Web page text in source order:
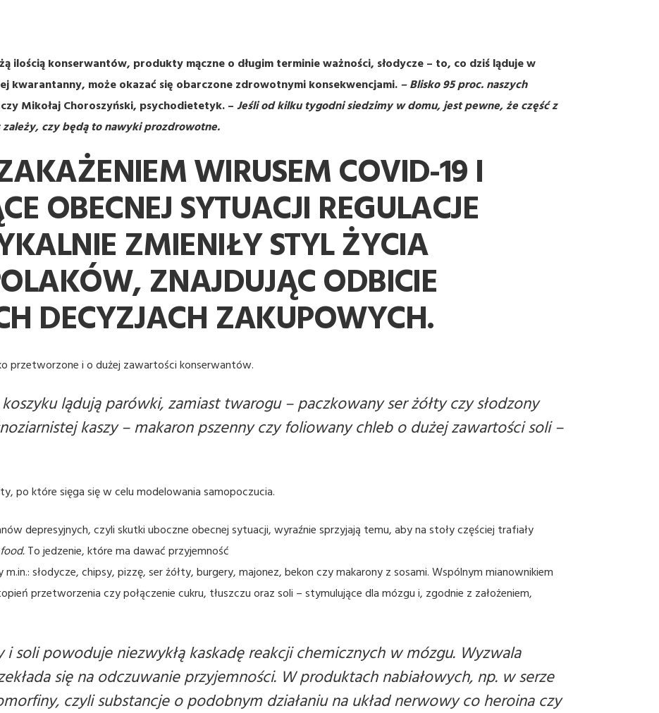
konserwantów, produkty mączne o długim terminie ważności, słodycze – to, co dziś ląduje w
kwarantanny, może okazać się obarczone zdrowotnymi konsekwencjami. – Blisko 95 proc. naszych
Mikołaj Choroszyński, psychodietetyk. – Jeśli od kilku tygodni siedzimy w domu, jest pewne, że część z
czy będą to nawyki prozdrowotne.
WIRUSEM COVID-19 I
OBECNEJ SYTUACJI REGULACJE
ZMIENIŁY STYL ŻYCIA
ZNAJDUJĄC ODBICIE
DECYZJACH ZAKUPOWYCH.
przetworzone i o dużej zawartości konserwantów.
lądują parówki, zamiast twarogu – paczkowany ser żółty czy słodzony
kaszy – makaron pszenny czy foliowany chleb o dużej zawartości soli–
po które sięga się w celu modelowania samopoczucia.
depresyjnych, czyli skutki uboczne obecnej sytuacji, wyraźnie sprzyjają temu, aby na stoły częściej trafiały
To jedzenie, które ma dawać przyjemność
słodycze, chipsy, pizzę, ser żółty, burgery, majonez, bekon czy makarony z sosami. Wspólnym mianownikiem
przetworzenia czy połączenie cukru, tłuszczu oraz soli – stymulujące dla mózgu i, zgodnie z założeniem,
i soli powoduje niezwykłą kaskadę reakcji chemicznych w mózgu. Wyzwala
się na odczuwanie przyjemności. W produktach nabiałowych, np. w serze
czyli substancje o podobnym działaniu na układ nerwowy co heroina czy